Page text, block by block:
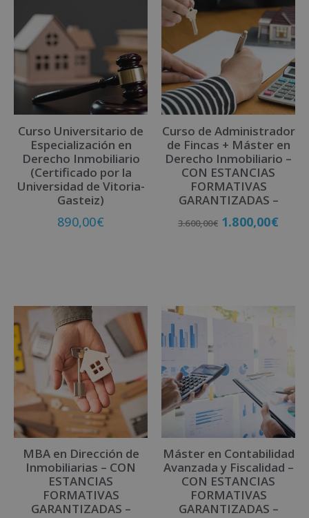
r
n
t
v
e
Curso Universitario de
Especialización en
Derecho Inmobiliario
(Certificado por la
Universidad de Vitoria-
Gasteiz)
890,00€
Curso de Administrador
de Fincas + Máster en
Derecho Inmobiliario –
CON ESTANCIAS
FORMATIVAS
GARANTIZADAS –
3.600,00€ 1.800,00€
MBA en Dirección de
Inmobiliarias – CON
ESTANCIAS
FORMATIVAS
GARANTIZADAS –
Máster en Contabilidad
Avanzada y Fiscalidad –
CON ESTANCIAS
FORMATIVAS
GARANTIZADAS –